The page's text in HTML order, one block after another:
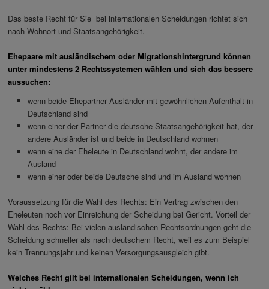
Das beste Recht für Sie bei internationalen Scheidungen richtet sich
nach Wohnort und Staatsangehörigkeit.
Ehepaare mit ausländischem oder Migrationshintergrund können
unter mindestens 2 Rechtssystemenwählen und sich das bessere
aussuchen:
wenn beide Ehepartner Ausländer mit gewöhnlichen Aufenthalt in
Deutschland sind
wenn einer der Partner die deutsche Staatsangehörigkeit hat, der
andere Ausländer ist und beide in Deutschland wohnen
wenn eine der Eheleute in Deutschland wohnt, der andere im
Ausland
wenn einer oder beide Deutsche sind und im Ausland wohnen
Voraussetzung für die Wahl des Rechts: Ein Vertrag zwischen den
Eheleuten noch vor Einreichung der Scheidung bei Gericht. Vorteil der
Wahl des Rechts: Bei vielen ausländischen Rechtsordnungen geht die
Scheidung schneller als nach deutschem Recht, weil es zum Beispiel
kein Trennungsjahr und keinen Versorgungsausgleich gibt.
Welches Recht gilt bei internationalen Scheidungen, wenn ich